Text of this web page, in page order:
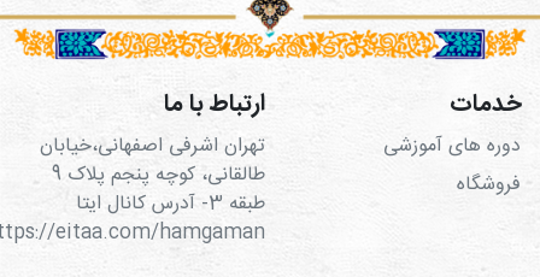
خدمات
دوره های آموزشی
فروشگاه
ارتباط با ما
تهران اشرفی اصفهانی،خیابان
طالقانی، کوچه پنجم پلاک 9
طبقه 3- آدرس کانال ایتا
https://eitaa.com/hamgaman